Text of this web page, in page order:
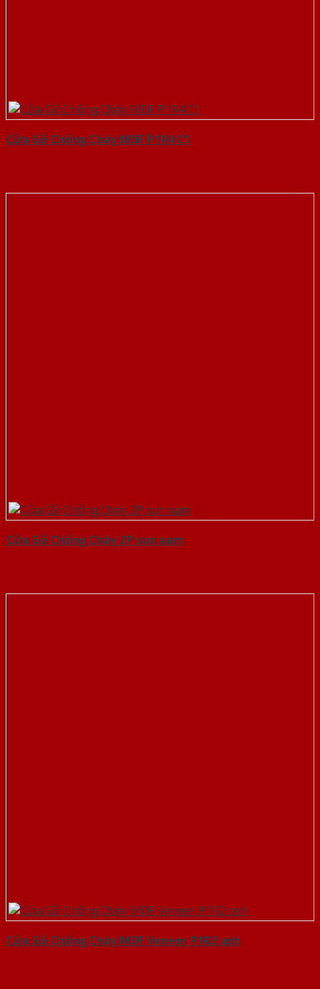
Cửa Gỗ Chống Cháy MDF P1R4 C1
Cửa Gỗ Chống Cháy 2P son xam
Cửa Gỗ Chống Cháy MDF Veneer P1R2 ash